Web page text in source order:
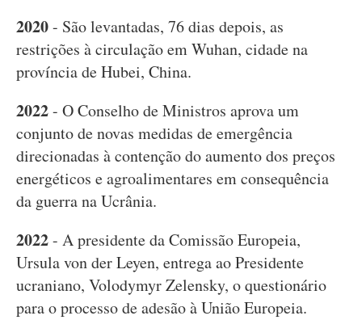
2020- São levantadas, 76 dias depois, as
restrições à circulação em Wuhan, cidade na
província de Hubei, China.
2022- O Conselho de Ministros aprova um
conjunto de novas medidas de emergência
direcionadas à contenção do aumento dos preços
energéticos e agroalimentares em consequência
da guerra na Ucrânia.
2022- A presidente da Comissão Europeia,
Ursula von der Leyen, entrega ao Presidente
ucraniano, Volodymyr Zelensky, o questionário
para o processo de adesão à União Europeia.